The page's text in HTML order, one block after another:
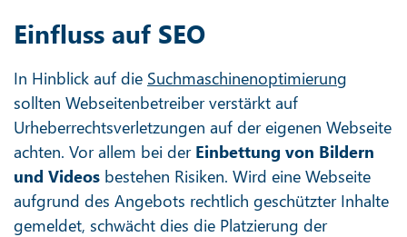
Einfluss auf SEO
In Hinblick auf die Suchmaschinenoptimierung
sollten Webseitenbetreiber verstärkt auf
Urheberrechtsverletzungen auf der eigenen Webseite
achten. Vor allem bei der Einbettung von Bildern
und Videos bestehen Risiken. Wird eine Webseite
aufgrund des Angebots rechtlich geschützter Inhalte
gemeldet, schwächt dies die Platzierung der